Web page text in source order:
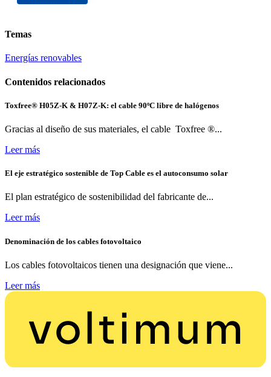
Temas
Energías renovables
Contenidos relacionados
Toxfree® H05Z-K & H07Z-K: el cable 90ºC libre de halógenos
Gracias al diseño de sus materiales, el cable Toxfree ®...
Leer más
El eje estratégico sostenible de Top Cable es el autoconsumo solar
El plan estratégico de sostenibilidad del fabricante de...
Leer más
Denominación de los cables fotovoltaico
Los cables fotovoltaicos tienen una designación que viene...
Leer más